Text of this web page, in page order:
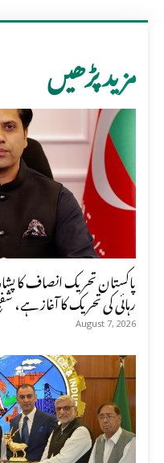
مزید پڑھیں
پاکستان تحریک انصاف کا
رہائی کی تحریک کا آغاز ہے،
August 7, 2026